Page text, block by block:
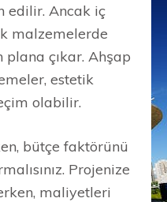
edilir. Ancak iç
malzemelerde
çıkar. Ahşap
estetik
olabilir.
bütçe faktörünü
Projenize
maliyetleri